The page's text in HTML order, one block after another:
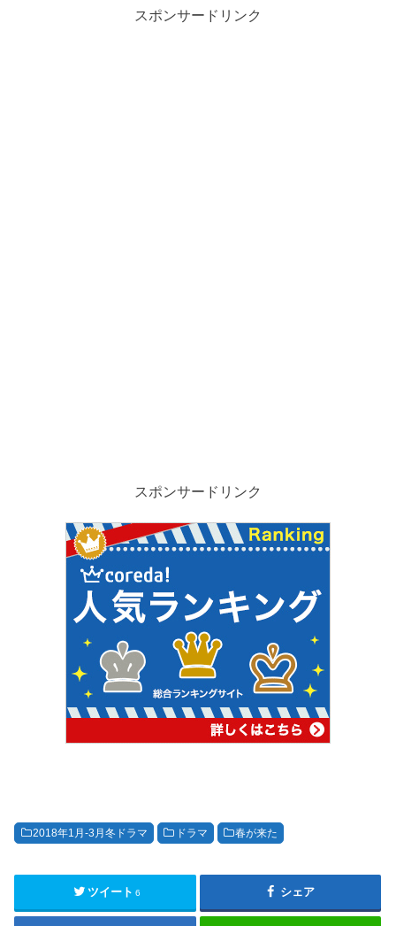
スポンサードリンク
スポンサードリンク
2018年1月-3月冬ドラマ ドラマ 春が来た
ツイート 6 シェア